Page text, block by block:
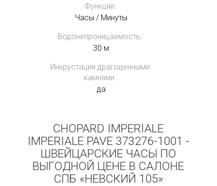
Функции:
Часы / Минуты
Водонепроницаемость:
30 м
Инкрустация драгоценными
камнями:
да
CHOPARD IMPERIALE
IMPERIALE PAVE 373276-1001 -
ШВЕЙЦАРСКИЕ ЧАСЫ ПО
ВЫГОДНОЙ ЦЕНЕ В САЛОНЕ
СПБ «НЕВСКИЙ 105»